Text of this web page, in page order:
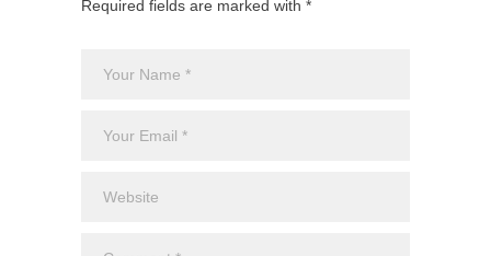
Required fields are marked with *